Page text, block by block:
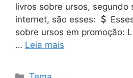
livros sobre ursos, segundo
internet, são esses:
sobre ursos em promoção:
… Leia mais
Categorias